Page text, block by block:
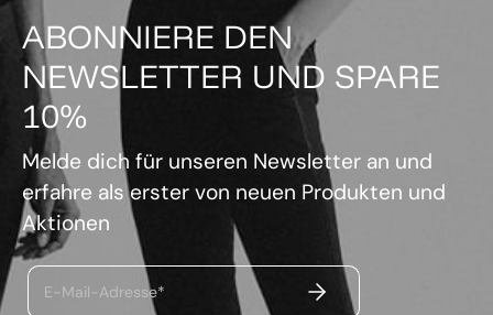
ABONNIERE DEN
NEWSLETTER UND SPARE
10%
Melde dich für unseren Newsletter an und
erfahre als erster von neuen Produkten und
Aktionen
E-Mail-Adresse* ABSENDEN